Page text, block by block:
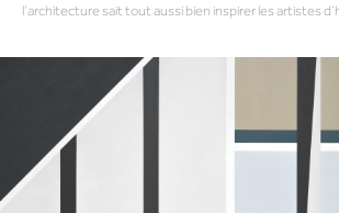
l’architecture sait tout aussi bien inspirer les artistes